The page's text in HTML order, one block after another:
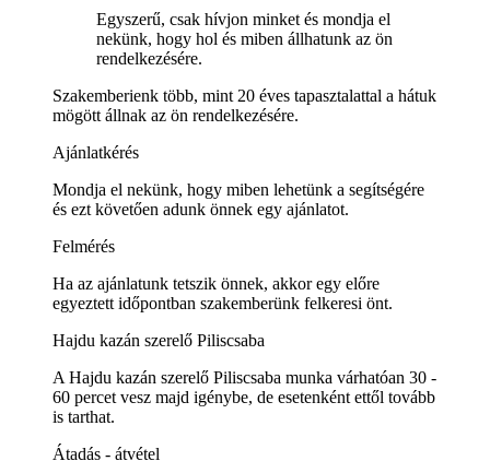
Egyszerű, csak hívjon minket és mondja el
nekünk, hogy hol és miben állhatunk az ön
rendelkezésére.
Szakemberienk több, mint 20 éves tapasztalattal a hátuk
mögött állnak az ön rendelkezésére.
Ajánlatkérés
Mondja el nekünk, hogy miben lehetünk a segítségére
és ezt követően adunk önnek egy ajánlatot.
Felmérés
Ha az ajánlatunk tetszik önnek, akkor egy előre
egyeztett időpontban szakemberünk felkeresi önt.
Hajdu kazán szerelő Piliscsaba
A Hajdu kazán szerelő Piliscsaba munka várhatóan 30 -
60 percet vesz majd igénybe, de esetenként ettől tovább
is tarthat.
Átadás - átvétel